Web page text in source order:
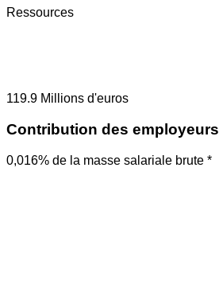
Ressources
119.9 Millions d'euros
Contribution des employeurs
0,016% de la masse salariale brute *